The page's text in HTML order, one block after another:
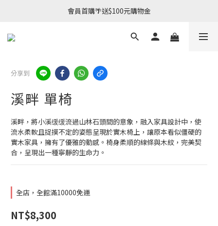
會員首購🌴送$100元購物金
分享到
溪畔 單椅
溪畔，將小溪缓缓流過山林石頭間的意象，融入家具設計中，使
流水柔軟且捉摸不定的姿態呈現於實木椅上，讓原本看似僵硬的
實木家具，擁有了優雅的動感。椅身柔順的線條與木紋，完美契
合，呈現出一種寧靜的生命力。
全店，全館滿10000免運
NT$8,300